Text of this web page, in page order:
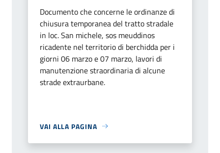
Documento che concerne le ordinanze di
chiusura temporanea del tratto stradale
in loc. San michele, sos meuddinos
ricadente nel territorio di berchidda per i
giorni 06 marzo e 07 marzo, lavori di
manutenzione straordinaria di alcune
strade extraurbane.
VAI ALLA PAGINA